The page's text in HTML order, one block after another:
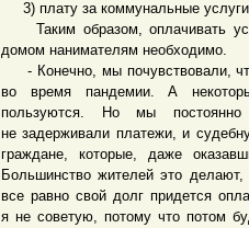
3) плату за коммунальные
Таким образом, оплачивать
домом нанимателям необходимо.
- Конечно, мы почувствовали,
во время пандемии. А
пользуются. Но мы
не задерживали платежи, и
граждане, которые, даже
Большинство жителей это
все равно свой долг придется
я не советую, потому что потом